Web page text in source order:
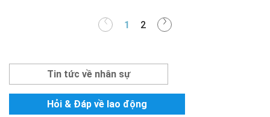
1 2
Tin tức về nhân sự
Hỏi & Đáp về lao động